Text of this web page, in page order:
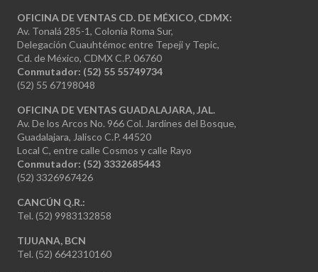
OFICINA DE VENTAS CD. DE MÉXICO, CDMX:
Av. Tonalá 285-1, Colonia Roma Sur,
Delegación Cuauhtémoc entre Tepeji y Tepic,
Cd. de México, CDMX C.P. 06760
Conmutador: (52) 55 55749734
(52) 55 67198048
OFICINA DE VENTAS GUADALAJARA, JAL.
Av. De los Arcos No. 966 Col. Jardines del Bosque,
Guadalajara, Jalisco C.P. 44520
Local C, entre calle Cosmos y calle Rayo
Conmutador: (52) 3332685443
(52) 3326967426
CANCÚN Q.R.:
Tel. (52) 9983132858
TIJUANA, BCN
Tel. (52) 6642310160